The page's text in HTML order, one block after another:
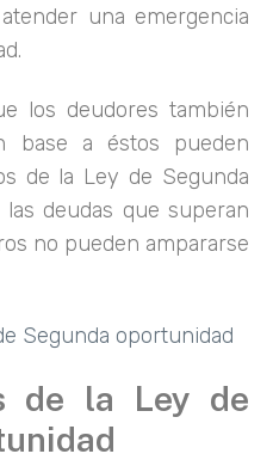
una emergencia
los deudores también
base a éstos pueden
de la Ley de Segunda
las deudas que superan
no pueden ampararse
Segunda oportunidad
de la Ley de